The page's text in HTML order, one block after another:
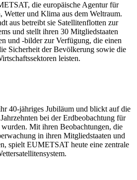
die europäische Agentur für
Wetter und Klima aus dem Weltraum.
aus betreibt sie Satellitenflotten zur
und stellt ihren 30 Mitgliedstaaten
und -bilder zur Verfügung, die einen
Sicherheit der Bevölkerung sowie die
leisten.
40-jähriges Jubiläum und blickt auf die
bei der Erdbeobachtung für
Mit ihren Beobachtungen, die
in ihren Mitgliedstaaten und
spielt EUMETSAT heute eine zentrale